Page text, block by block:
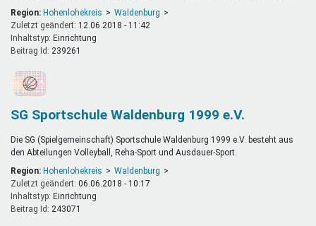
Region: Hohenlohekreis
Waldenburg
Zuletzt geändert: 12.06.2018 - 11:42
Inhaltstyp:
einrichtung
Beitrag Id: 239261
SG Sportschule Waldenburg 1999 e.V.
Die SG (Spielgemeinschaft) Sportschule Waldenburg 1999 e.V. besteht aus
den Abteilungen Volleyball, Reha-Sport und Ausdauer-Sport.
Region: Hohenlohekreis
Waldenburg
Zuletzt geändert: 06.06.2018 - 10:17
Inhaltstyp:
einrichtung
Beitrag Id: 243071